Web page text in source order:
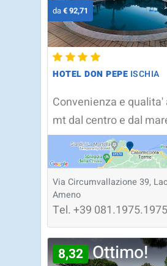
da€ 92,71
HOTEL DON PEPE ISCHIA
Convenienza e qualita'
mt dal centro e dal
Via Circumvallazione 39,
Ameno
Tel.+39 081.1975.1975
8,32 Ottimo!